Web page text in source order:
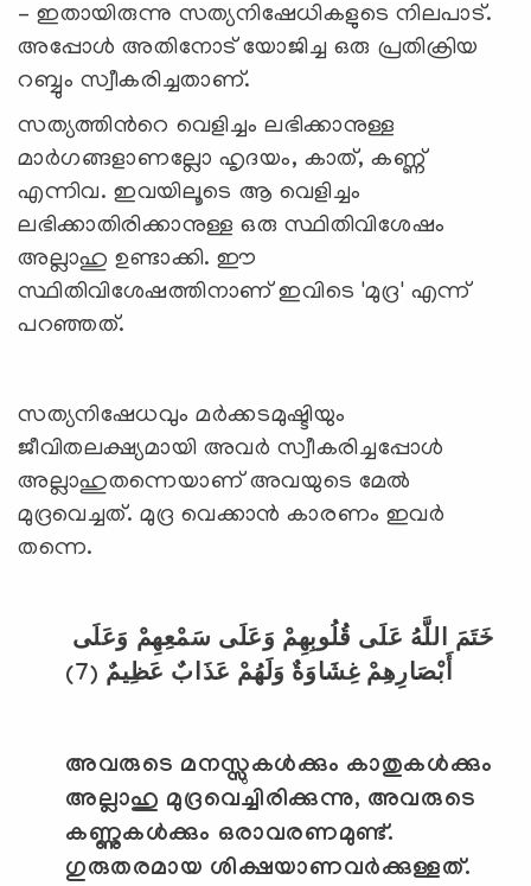
– ഇതായിരുന്നു സത്യനിഷേധികളുടെ നിലപാട്.
അപ്പോള്‍ അതിനോട് യോജിച്ച ഒരു പ്രതിക്രിയ
റബ്ബും സ്വീകരിച്ചതാണ്.
സത്യത്തിന്‍റെ വെളിച്ചം ലഭിക്കാനുള്ള
മാര്‍ഗങ്ങളാണല്ലോ ഹൃദയം, കാത്, കണ്ണ്
എന്നിവ. ഇവയിലൂടെ ആ വെളിച്ചം
ലഭിക്കാതിരിക്കാനുള്ള ഒരു സ്ഥിതിവിശേഷം
അല്ലാഹു ഉണ്ടാക്കി. ഈ
സ്ഥിതിവിശേഷത്തിനാണ് ഇവിടെ 'മുദ്ര' എന്ന്
പറഞ്ഞത്.
സത്യനിഷേധവും മര്‍ക്കടമുഷ്ടിയും
ജീവിതലക്ഷ്യമായി അവര്‍ സ്വീകരിച്ചപ്പോള്‍
അല്ലാഹുതന്നെയാണ് അവയുടെ മേല്‍
മുദ്രവെച്ചത്. മുദ്ര വെക്കാന്‍ കാരണം ഇവര്‍
തന്നെ.
خَتَمَ اللَّهُ عَلَى قُلُوبِهِمْ وَعَلَى سَمْعِهِمْ وَعَلَى
أَبْصَارِهِمْ غِشَاوَةٌ وَلَهُمْ عَذَابٌ عَظِيمٌ (7)
അവരുടെ മനസ്സുകള്‍ക്കും കാതുകള്‍ക്കും
അല്ലാഹു മുദ്രവെച്ചിരിക്കുന്നു, അവരുടെ
കണ്ണുകള്‍ക്കും ഒരാവരണമുണ്ട്.
ഗുരുതരമായ ശിക്ഷയാണവര്‍ക്കുള്ളത്.